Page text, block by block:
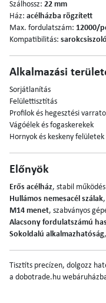
Szálhossz: 22 mm
Ház: acélházba rögzített
Max. fordulatszám: 12000/
Kompatibilitás:
Alkalmazási
Sorjátlanítás
Felülettisztítás
Profilok és hegesztési
Vágóélek és fogaskerekek
Hornyok és keskeny felületek
Előnyök
Erős acélház, stabil működés
Hullámos nemesacél szálak
M14 menet, szabványos
Alacsony fordulatszámú
Sokoldalú alkalmazhatóság
Tisztíts precízen, dolgozz
a dobotrade.hu